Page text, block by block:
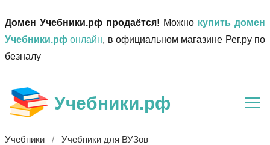
Домен Учебники.рф продаётся! Можно купить домен
Учебники.рф онлайн, в официальном магазине Рег.ру по
безналу
Учебники.рф
Учебники
Учебники для ВУЗов